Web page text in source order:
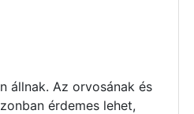
állnak. Az orvosának és
érdemes lehet,